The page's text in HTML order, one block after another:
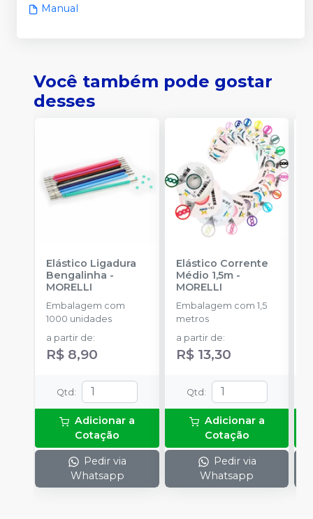
Manual
Você também pode gostar
desses
Elástico Ligadura
Bengalinha -
MORELLI
Embalagem com
1000 unidades
a partir de:
R$ 8,90
Qtd :
Adicionar a
Cotação
Pedir via
Whatsapp
Elástico Corrente
Médio 1,5m-
MORELLI
Embalagem com 1,5
metros
a partir de:
R$ 13,30
Qtd :
Adicionar a
Cotação
Pedir via
Whatsapp